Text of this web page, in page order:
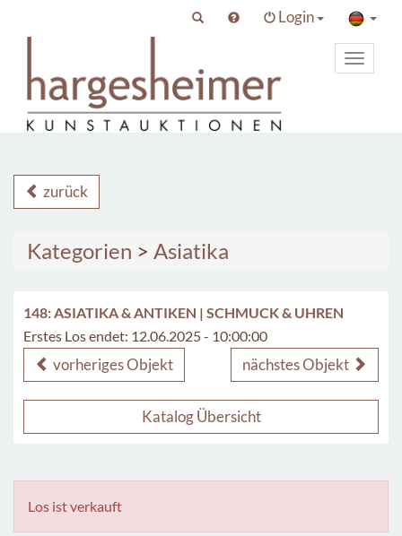
Login
Toggle
zurück
Kategorien > Asiatika
148: ASIATIKA & ANTIKEN | SCHMUCK & UHREN
Erstes Los endet: 12.06.2025 - 10:00:00
vorheriges Objekt nächstes Objekt
Katalog Übersicht
Los ist verkauft